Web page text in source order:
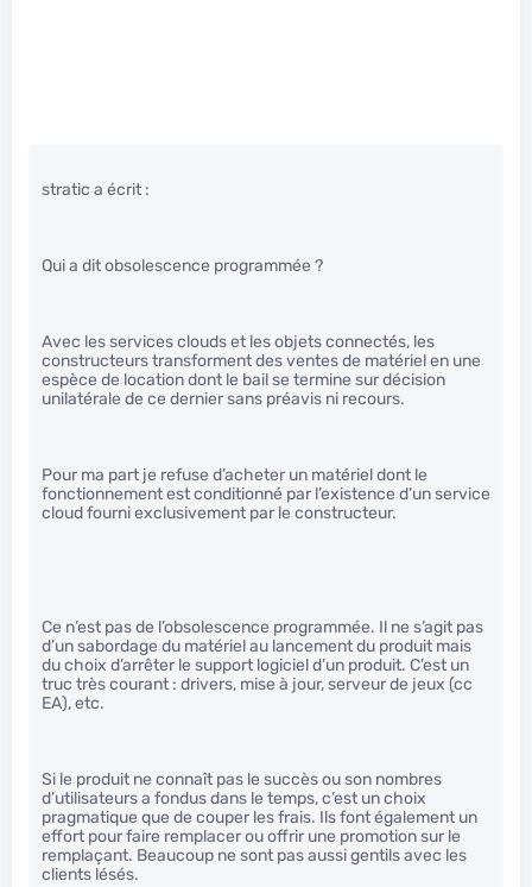
stratic a écrit :
Qui a dit obsolescence programmée ?
Avec les services clouds et les objets connectés, les
constructeurs transforment des ventes de matériel en une
espèce de location dont le bail se termine sur décision
unilatérale de ce dernier sans préavis ni recours.
Pour ma part je refuse d’acheter un matériel dont le
fonctionnement est conditionné par l’existence d’un service
cloud fourni exclusivement par le constructeur.
Ce n’est pas de l’obsolescence programmée. Il ne s’agit pas
d’un sabordage du matériel au lancement du produit mais
du choix d’arrêter le support logiciel d’un produit. C’est un
truc très courant : drivers, mise à jour, serveur de jeux (cc
EA), etc.
Si le produit ne connaît pas le succès ou son nombres
d’utilisateurs a fondus dans le temps, c’est un choix
pragmatique que de couper les frais. Ils font également un
effort pour faire remplacer ou offrir une promotion sur le
remplaçant. Beaucoup ne sont pas aussi gentils avec les
clients lésés.